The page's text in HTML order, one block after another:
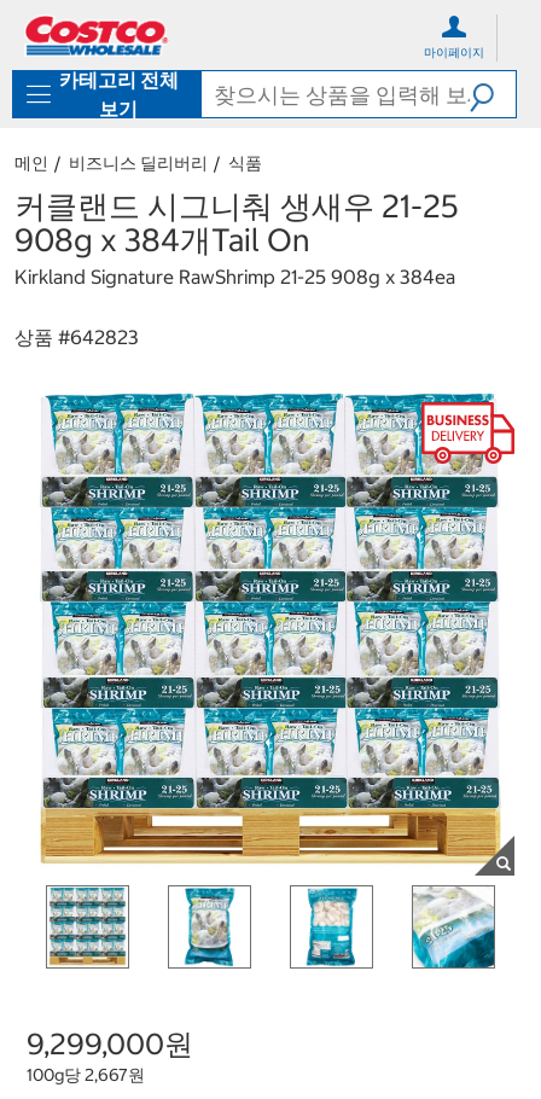
로
기
가
마이페이지
카테고리 전체
보기
메인 비즈니스 딜리버리 식품
커클랜드 시그니춰 생새우 21-25
908g x 384개Tail On
Kirkland Signature RawShrimp 21-25 908g x 384ea
상품 #642823
9,299,000원
100g당 2,667원